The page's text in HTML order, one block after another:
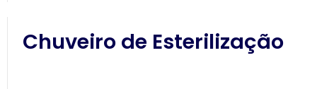
Chuveiro de Esterilização